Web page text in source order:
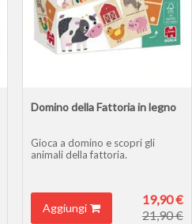
Domino della Fattoria in legno
Gioca a domino e scopri gli
animali della fattoria.
Aggiungi
19,90 €
21,90 €